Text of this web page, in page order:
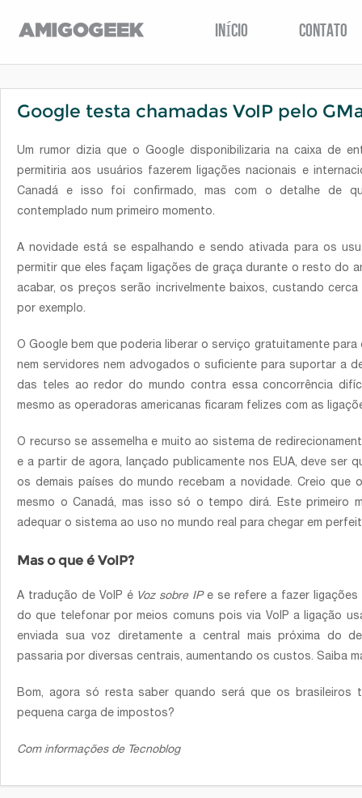
INÍCIO CONTATO
Google testa chamadas VoIP pelo
Um rumor dizia que o Google disponibilizaria na caixa de
permitiria aos usuários fazerem ligações nacionais e
Canadá e isso foi confirmado, mas com o detalhe de
contemplado num primeiro momento.
A novidade está se espalhando e sendo ativada para os
permitir que eles façam ligações de graça durante o resto do
acabar, os preços serão incrivelmente baixos, custando
por exemplo.
O Google bem que poderia liberar o serviço gratuitamente para
nem servidores nem advogados o suficiente para suportar a
das teles ao redor do mundo contra essa concorrência
mesmo as operadoras americanas ficaram felizes com as
O recurso se assemelha e muito ao sistema de
e a partir de agora, lançado publicamente nos EUA, deve ser
os demais países do mundo recebam a novidade. Creio que
mesmo o Canadá, mas isso só o tempo dirá. Este primeiro
adequar o sistema ao uso no mundo real para chegar em
Mas o que é VoIP?
A tradução de VoIP é Voz sobre IPe se refere a fazer ligações
do que telefonar por meios comuns pois via VoIP a ligação
enviada sua voz diretamente a central mais próxima do
passaria por diversas centrais, aumentando os custos. Saiba
Bom, agora só resta saber quando será que os brasileiros
pequena carga de impostos?
Com informações de Tecnoblog